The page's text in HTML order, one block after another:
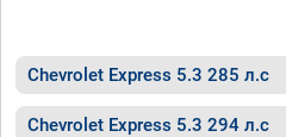
Chevrolet Express 5.3 285 л.с
Chevrolet Express 5.3 294 л.с